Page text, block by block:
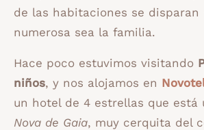
de las habitaciones se disparan
numerosa sea la familia.
Hace poco estuvimos visitando
niños, y nos alojamos en
un hotel de 4 estrellas que está
Nova de Gaia, muy cerquita del